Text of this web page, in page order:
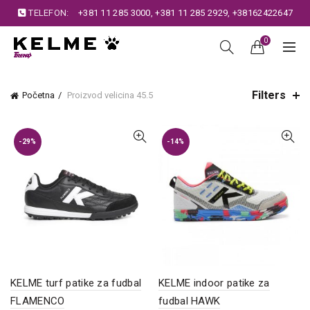
TELEFON: +381 11 285 3000,+381 11 285 2929, +38162422647
0
Početna Proizvod velicina 45.5 Filters
-29%
KELME turf patike za fudbal
FLAMENCO
-14%
KELME indoor patike za
fudbal HAWK